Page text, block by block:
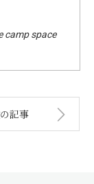
camp space
記事